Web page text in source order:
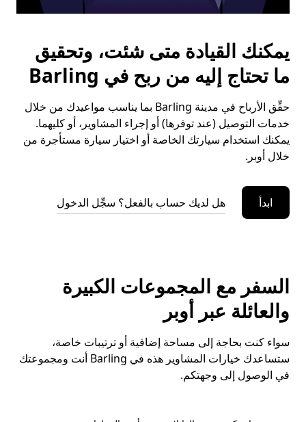
يمكنك القيادة متى شئت، وتحقيق
ما تحتاج إليه من ربح في Barling
حقِّق الأرباح في مدينة Barling بما يناسب مواعيدك من خلال
خدمات التوصيل (عند توفرها) أو إجراء المشاوير، أو كليهما.
يمكنك استخدام سيارتك الخاصة أو اختيار سيارة مستأجرة من
خلال أوبر.
ابدأ هل لديك حساب بالفعل؟ سجِّل الدخول
السفر مع المجموعات الكبيرة
والعائلة عبر أوبر
سواء كنت بحاجة إلى مساحة إضافية أو ترتيبات خاصة،
ستساعدك خيارات المشاوير هذه في Barling أنت ومجموعتك
في الوصول إلى وجهتكم.